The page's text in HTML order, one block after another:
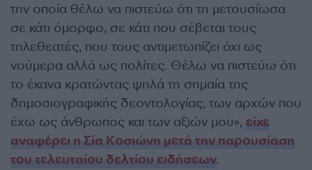
την οποία θέλω να πιστεύω ότι τη μετουσίωσα
σε κάτι όμορφο, σε κάτι που σέβεται τους
τηλεθεατές, που τους αντιμετωπίζει όχι ως
νούμερα αλλά ως πολίτες. Θέλω να πιστεύω ότι
το έκανα κρατώντας ψηλά τη σημαία της
δημοσιογραφικής δεοντολογίας, των αρχών που
έχω ως άνθρωπος και των αξιών μου», είχε
αναφέρει η Σία Κοσιώνη μετά την παρουσίαση
του τελευταίου δελτίου ειδήσεων.